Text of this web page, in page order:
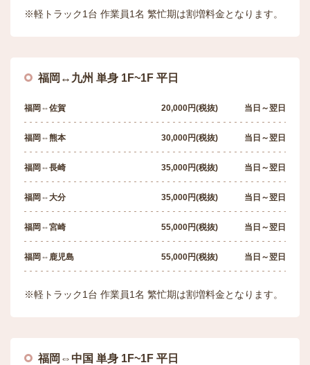
事例紹介
スタッフブログ
※軽トラック1台 作業員1名 繁忙期は割増料金となります。
福岡↔︎九州 単身 1F~1F 平日
福岡⇔佐賀 20,000円(税抜) 当日～翌日
福岡⇔熊本 30,000円(税抜) 当日～翌日
福岡⇔長崎 35,000円(税抜) 当日～翌日
福岡⇔大分 35,000円(税抜) 当日～翌日
福岡⇔宮崎 55,000円(税抜) 当日～翌日
福岡⇔鹿児島 55,000円(税抜) 当日～翌日
※軽トラック1台 作業員1名 繁忙期は割増料金となります。
福岡⇔中国 単身 1F~1F 平日